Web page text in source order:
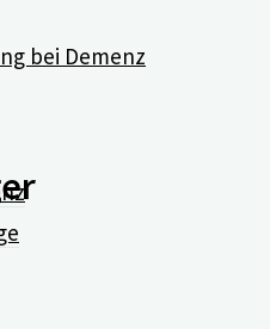
bei Demenz